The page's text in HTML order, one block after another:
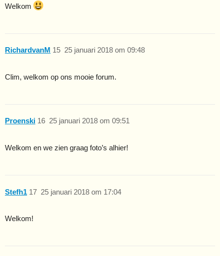
Welkom
RichardvanM 25 januari 2018 om 09:48
15
Clim, welkom op ons mooie forum.
Proenski 25 januari 2018 om 09:51
16
Welkom en we zien graag foto’s alhier!
Stefh1 25 januari 2018 om 17:04
17
Welkom!